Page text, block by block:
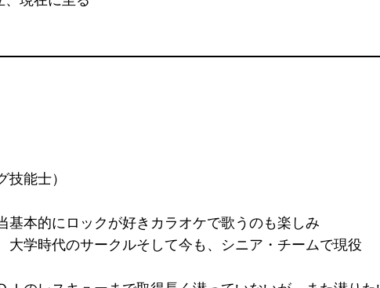
技能士）
基本的にロックが好きカラオケで歌うのも楽しみ
大学時代のサークルそして今も、シニア・チームで現役